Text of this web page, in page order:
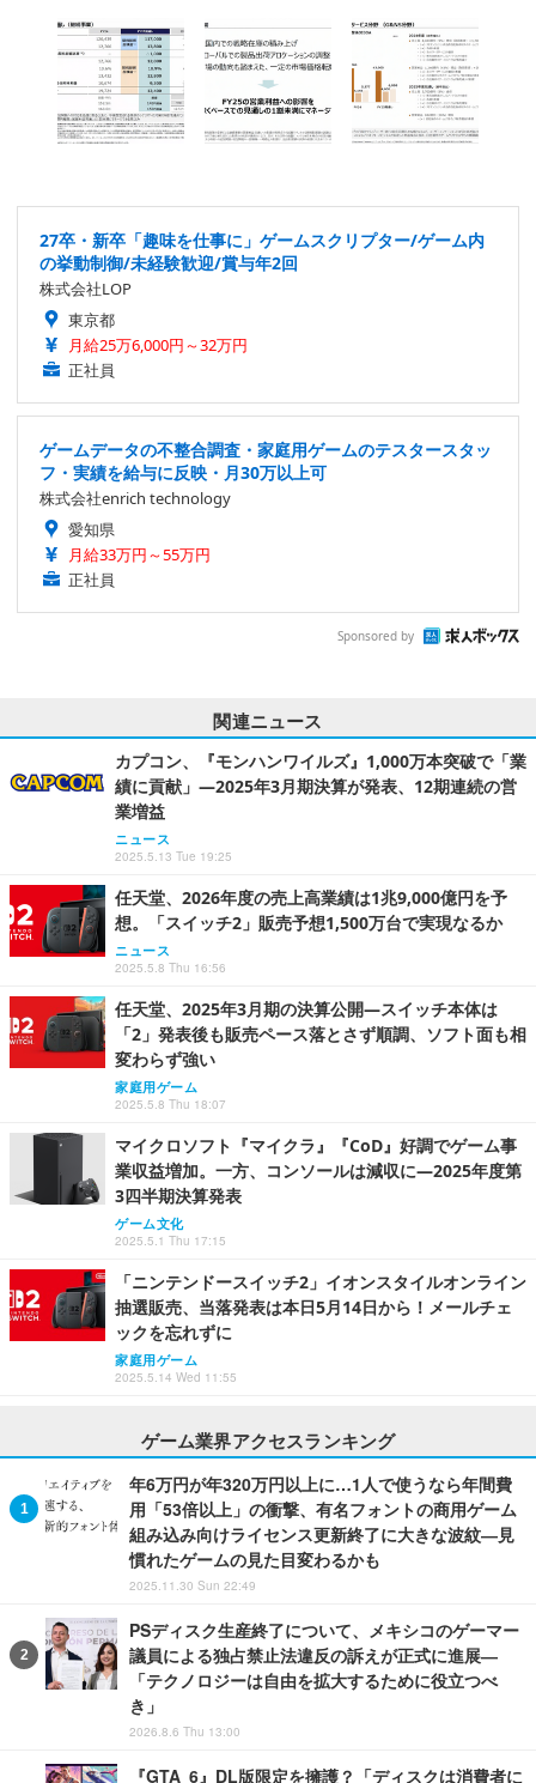
27卒・新卒「趣味を仕事に」ゲームスクリプター/ゲーム内
の挙動制御/未経験歓迎/賞与年2回
株式会社LOP
東京都
月給25万6,000円～32万円
正社員
ゲームデータの不整合調査・家庭用ゲームのテスタースタッ
フ・実績を給与に反映・月30万以上可
株式会社enrich technology
愛知県
月給33万円～55万円
正社員
Sponsored by
関連ニュース
カプコン、『モンハンワイルズ』1,000万本突破で「業
績に貢献」―2025年3月期決算が発表、12期連続の営
業増益
ニュース
2025.5.13 Tue 19:25
任天堂、2026年度の売上高業績は1兆9,000億円を予
想。「スイッチ2」販売予想1,500万台で実現なるか
ニュース
2025.5.8 Thu 16:56
任天堂、2025年3月期の決算公開―スイッチ本体は
「2」発表後も販売ペース落とさず順調、ソフト面も相
変わらず強い
家庭用ゲーム
2025.5.8 Thu 18:07
マイクロソフト『マイクラ』『CoD』好調でゲーム事
業収益増加。一方、コンソールは減収に―2025年度第
3四半期決算発表
ゲーム文化
2025.5.1 Thu 17:15
「ニンテンドースイッチ2」イオンスタイルオンライン
抽選販売、当落発表は本日5月14日から！メールチェ
ックを忘れずに
家庭用ゲーム
2025.5.14 Wed 11:55
ゲーム業界アクセスランキング
年6万円が年320万円以上に…1人で使うなら年間費
用「53倍以上」の衝撃、有名フォントの商用ゲーム
組み込み向けライセンス更新終了に大きな波紋―見
慣れたゲームの見た目変わるかも
2025.11.30 Sun 22:49
PSディスク生産終了について、メキシコのゲーマー
議員による独占禁止法違反の訴えが正式に進展―
「テクノロジーは自由を拡大するために役立つべ
き」
2026.8.6 Thu 13:00
『GTA 6』DL版限定を擁護？「ディスクは消費者に